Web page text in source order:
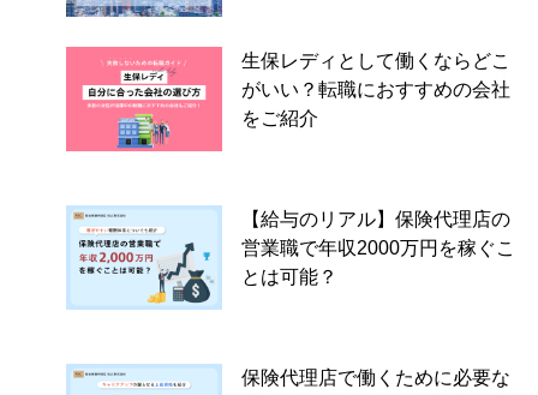
生保レディとして働くならどこ
がいい？転職におすすめの会社
をご紹介
【給与のリアル】保険代理店の
営業職で年収2000万円を稼ぐこ
とは可能？
保険代理店で働くために必要な